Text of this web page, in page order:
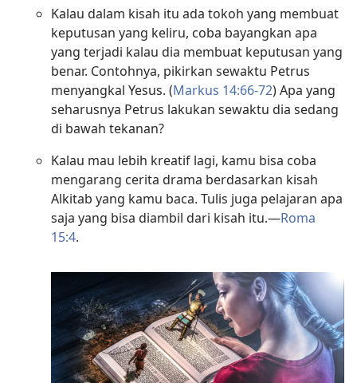
Kalau dalam kisah itu ada tokoh yang membuat
keputusan yang keliru, coba bayangkan apa
yang terjadi kalau dia membuat keputusan yang
benar. Contohnya, pikirkan sewaktu Petrus
menyangkal Yesus. (Markus 14:66-​72) Apa yang
seharusnya Petrus lakukan sewaktu dia sedang
di bawah tekanan?
Kalau mau lebih kreatif lagi, kamu bisa coba
mengarang cerita drama berdasarkan kisah
Alkitab yang kamu baca. Tulis juga pelajaran apa
saja yang bisa diambil dari kisah itu.​—Roma
15:4.